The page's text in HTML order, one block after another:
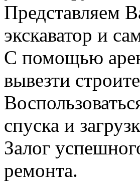
Представляем
экскаватор и
С помощью
вывезти
спуска и
Залог
ремонта.